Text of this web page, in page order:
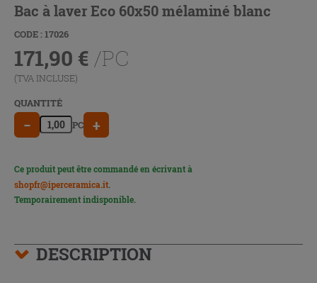
Bac à laver Eco 60x50 mélaminé blanc
CODE : 17026
171,90 € /PC
(TVA INCLUSE)
QUANTITÉ
− PC +
Ce produit peut être commandé en écrivant à
shopfr@iperceramica.it.
Temporairement indisponible.
DESCRIPTION